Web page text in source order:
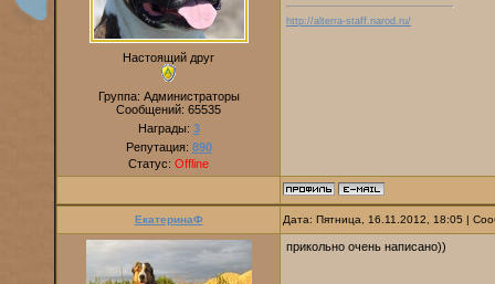
Настоящий друг
Группа: Администраторы
Сообщений: 65535
Награды: 3
Репутация: 890
Статус: Offline
http://alterra-staff.narod.ru/
ЕкатеринаФ Дата: Пятница, 16.11.2012, 18:05 |
прикольно очень написано))